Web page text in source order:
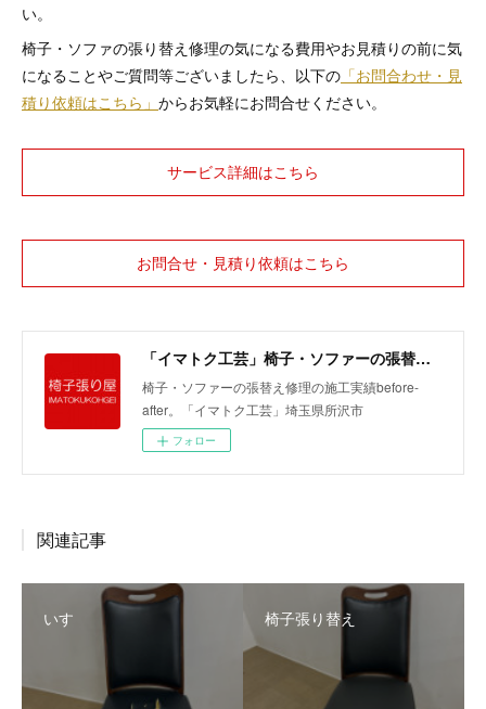
い。
椅子・ソファの張り替え修理の気になる費用やお見積りの前に気
になることやご質問等ございましたら、以下の 「お問合わせ・見
積り依頼はこちら」 からお気軽にお問合せください。
サービス詳細はこちら
お問合せ・見積り依頼はこちら
「イマトク工芸」椅子・ソファーの張替えbefore-after
椅子・ソファーの張替え修理の施工実績before-
after。「イマトク工芸」埼玉県所沢市
フォロー
関連記事
いす 椅子張り替え